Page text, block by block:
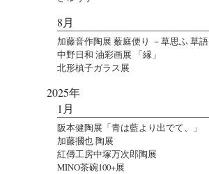
8月
加藤音作陶展 薮庭便り －草思ふ 草語
中野日和 油彩画展 「縁」
北形槙子ガラス展
2025年
1月
阪本健陶展「青は藍より出でて、」
加藤摑也 陶展
紅傳工房中塚万次郎陶展
MINO茶碗100+展